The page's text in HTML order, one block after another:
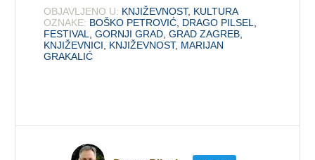
OBJAVLJENO U: KNJIŽEVNOST, KULTURA
OZNAKE: BOŠKO PETROVIĆ DRAGO PILSEL
FESTIVAL
,GORNJI GRAD ,GRAD ZAGREB
KNJIŽEVNICI
KNJIŽEVNOST, MARIJAN
GRAKALIĆ